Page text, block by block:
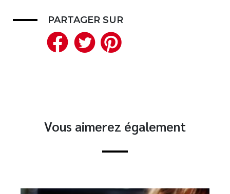
PARTAGER SUR
Facebook
Twitter
Vous aimerez également